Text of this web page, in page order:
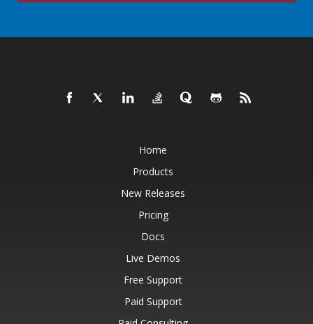
Home
Products
New Releases
Pricing
Docs
Live Demos
Free Support
Paid Support